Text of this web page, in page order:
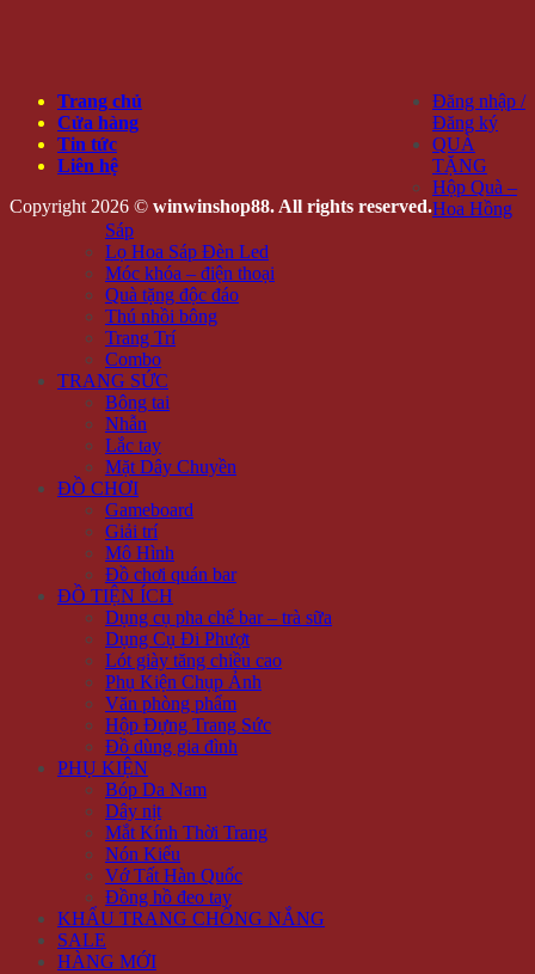
Trang chủ
Cửa hàng
Tin tức
Liên hệ
Copyright 2026 © winwinshop88. All rights reserved.
Đăng nhập /
Đăng ký
QUÀ
TẶNG
Hộp Quà –
Hoa Hồng
Sáp
Lọ Hoa Sáp Đèn Led
Móc khóa – điện thoại
Quà tặng độc đáo
Thú nhồi bông
Trang Trí
Combo
TRANG SỨC
Bông tai
Nhẫn
Lắc tay
Mặt Dây Chuyền
ĐỒ CHƠI
Gameboard
Giải trí
Mô Hình
Đồ chơi quán bar
ĐỒ TIỆN ÍCH
Dụng cụ pha chế bar – trà sữa
Dụng Cụ Đi Phượt
Lót giày tăng chiều cao
Phụ Kiện Chụp Ảnh
Văn phòng phẩm
Hộp Đựng Trang Sức
Đồ dùng gia đình
PHỤ KIỆN
Bóp Da Nam
Dây nịt
Mắt Kính Thời Trang
Nón Kiểu
Vớ Tất Hàn Quốc
Đồng hồ đeo tay
KHẨU TRANG CHỐNG NẮNG
SALE
HÀNG MỚI